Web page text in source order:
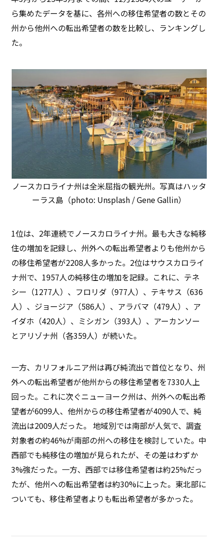
ら集めたデータを基に、各州への移住希望者の数とその
州から他州への転出希望者の数を比較し、ランキングし
た。
ノースカロライナ州は全米屈指の観光州。写真はハッタ
ーラス島（photo: Unsplash / Gene Gallin）
1位は、2年連続でノースカロライナ州。最も大きな純移
住の増加を記録し、州外への転出希望者よりも他州から
の移住希望者が2208人多かった。2位はサウスカロライ
ナ州で、1957人の純移住の増加を記録。これに、テネ
シー（1277人）、フロリダ（977人）、テキサス（636
人）、ジョージア（586人）、アラバマ（479人）、ア
イダホ（420人）、ミシガン（393人）、アーカンソー
とアリゾナ州（各359人）が続いた。
一方、カリフォルニア州は再び純流出で首位となり、州
外への転出希望者が他州からの移住希望者を7330人上
回った。これに次ぐニューヨーク州は、州外への転出希
望者が6099人、他州からの移住希望者が4090人で、純
流出は2009人だった。 地域別では南部が人気で、調査
対象者の約46%が南部の州への移住を検討していた。中
西部でも純移住の増加が見られたが、その差はわずか
3%強だった。一方、西部では移住希望者は約25%だっ
たが、他州への転出希望者は約30%に上った。東北部に
ついても、移住希望者よりも転出希望者が多かった。